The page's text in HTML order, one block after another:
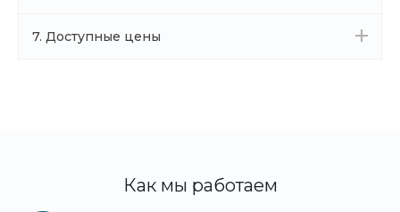
7. Доступные цены
Как мы работаем